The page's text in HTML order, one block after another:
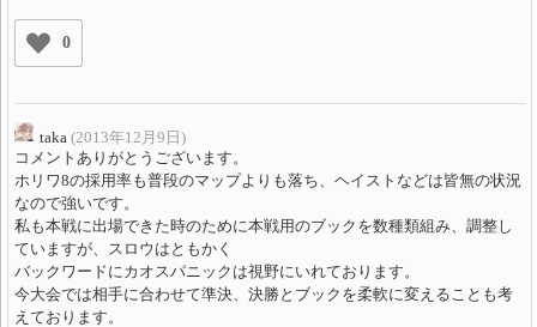
0
taka (2013年12月9日)
コメントありがとうございます。
ホリワ8の採用率も普段のマップよりも落ち、ヘイストなどは皆無の状況
なので強いです。
私も本戦に出場できた時のために本戦用のブックを数種類組み、調整し
ていますが、スロウはともかく
バックワードにカオスパニックは視野にいれております。
今大会では相手に合わせて準決、決勝とブックを柔軟に変えることも考
えております。